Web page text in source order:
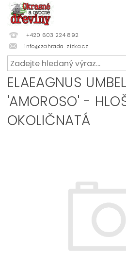
+420 603 224 892
info@zahrada-zizka.cz
ELAEAGNUS
'AMOROSO' -
OKOLIČNATÁ